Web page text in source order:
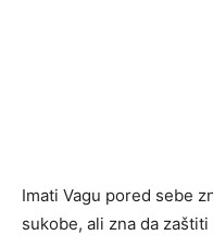
Imati Vagu pored sebe
sukobe, ali zna da